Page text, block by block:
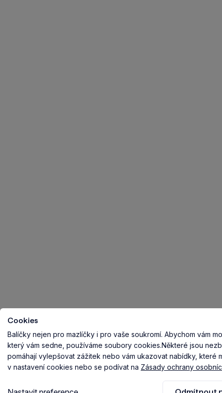
Cookies
Balíčky nejen pro mazlíčky i pro vaše soukromí. Abychom vám
který vám sedne, používáme soubory cookies.Některé jsou
pomáhají vylepšovat zážitek nebo vám ukazovat nabídky, které
v nastavení cookies nebo se podívat na Zásady ochrany